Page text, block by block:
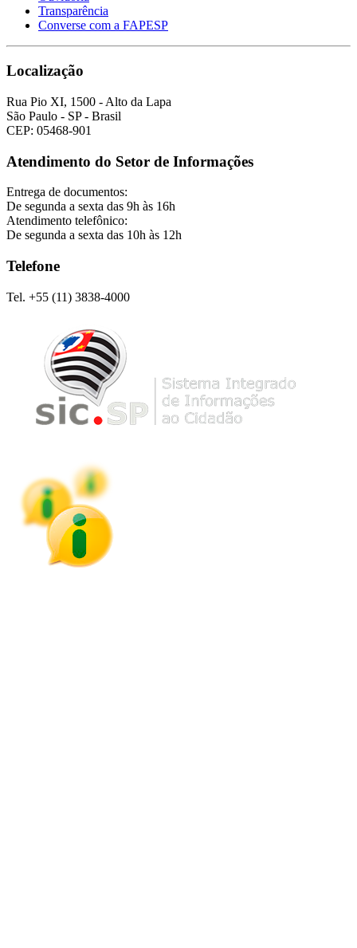
Transparência
Converse com a FAPESP
Localização
Rua Pio XI, 1500 - Alto da Lapa
São Paulo - SP - Brasil
CEP: 05468-901
Atendimento do Setor de Informações
Entrega de documentos:
De segunda a sexta das 9h às 16h
Atendimento telefônico:
De segunda a sexta das 10h às 12h
Telefone
Tel. +55 (11) 3838-4000